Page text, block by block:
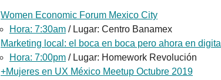
Women Economic Forum Mexico City
Hora: 7:30am / Lugar: Centro Banamex
Marketing local: el boca en boca pero ahora en digital
Hora: 7:00pm / Lugar: Homework Revolución
+Mujeres en UX México Meetup Octubre 2019